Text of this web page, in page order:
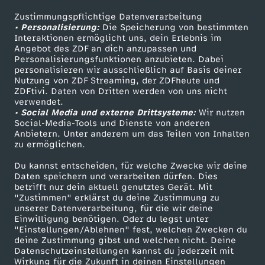
Zustimmungspflichtige Datenverarbeitung
• Personalisierung:Die Speicherung von bestimmten
Interaktionen ermöglicht uns, dein Erlebnis im
Angebot des ZDF an dich anzupassen und
Personalisierungsfunktionen anzubieten. Dabei
personalisieren wir ausschließlich auf Basis deiner
Nutzung von ZDF Streaming, der ZDFheute und
ZDFtivi. Daten von Dritten werden von uns nicht
verwendet.
• Social Media und externe Drittsysteme:Wir nutzen
Social-Media-Tools und Dienste von anderen
Anbietern. Unter anderem um das Teilen von Inhalten
zu ermöglichen.
Du kannst entscheiden, für welche Zwecke wir deine
Daten speichern und verarbeiten dürfen. Dies
betrifft nur dein aktuell genutztes Gerät. Mit
"Zustimmen" erklärst du deine Zustimmung zu
unserer Datenverarbeitung, für die wir deine
Einwilligung benötigen. Oder du legst unter
"Einstellungen/Ablehnen" fest, welchen Zwecken du
deine Zustimmung gibst und welchen nicht. Deine
Datenschutzeinstellungen kannst du jederzeit mit
Wirkung für die Zukunft in deinen Einstellungen
l
u
t
s
b
a
n
d
e
i
f
e
m
i
t
d
e
r
p
e
z
i
a
l
-
d
i
e
E
i
n
z
e
e
s
-
d
i
e
t
ä
g
i
f
f
y
o
f
i
n
z
e
l
d
o
k
u
e
r
w
a
c
e
n
!
U
h
r
s
-
F
a
m
i
l
i
e
g
7
–
P
o
l
i
z
e
i
r
d
i
c
h
t
!
s
o
m
m
e
r
a
t
s
n
n
s
n
R
o
y
a
e
Livestreams
Sendungen A-Z
TV-Programm
Zuschauerservice
Hilfe
ZDF Unternehmen
Karriere
ZDF goes Schule
Werbefernsehen
Mainzelmännchen